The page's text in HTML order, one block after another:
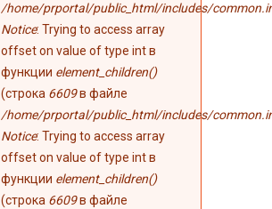
/home/prportal/public_html/includes/
Notice: Trying to access array
offset on value of type int в
функции element_children()
(строка 6609в файле
/home/prportal/public_html/includes/
Notice: Trying to access array
offset on value of type int в
функции element_children()
(строка 6609в файле